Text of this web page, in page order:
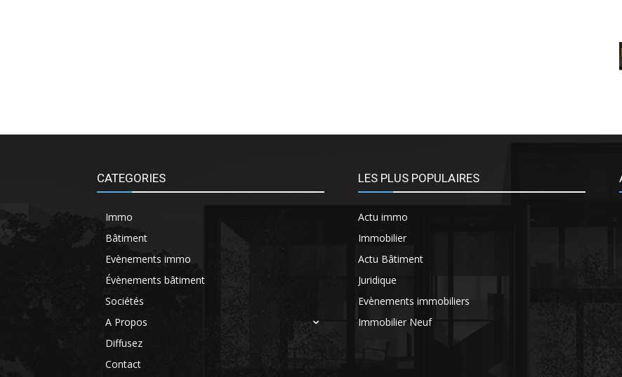
CATEGORIES
Immo
Bâtiment
Evènements immo
Évènements bâtiment
Sociétés
A Propos
Diffusez
Contact
LES PLUS POPULAIRES
Actu immo
Immobilier
Actu Bâtiment
Juridique
Evènements immobiliers
Immobilier Neuf